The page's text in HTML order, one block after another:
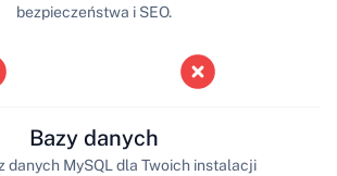
bezpieczeństwa i SEO.
Bazy danych
danych MySQL dla Twoich instalacji